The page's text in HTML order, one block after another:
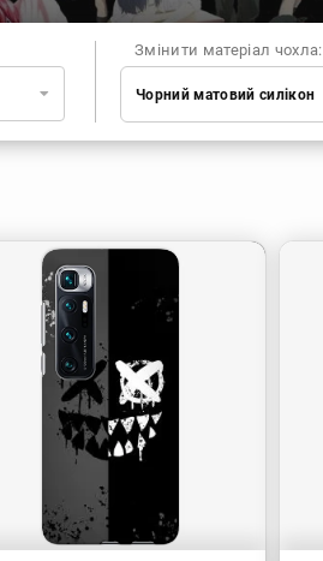
Змінити матеріал чохла:
Чорний матовий силікон